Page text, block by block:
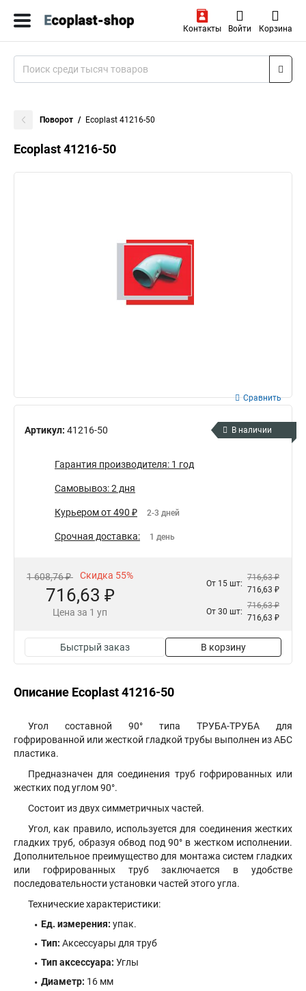
Контакты Войти Корзина
Поворот Ecoplast 41216-50
Ecoplast 41216-50
Артикул: 41216-50
Сравнить
В наличии
Гарантия производителя: 1 год
Самовывоз: 2 дня
Курьером от 490 ₽ 2-3 дней
Срочная доставка: 1 день
1 608,76 ₽ Скидка 55%
716,63 ₽
Цена за 1 уп
От 15 шт:
716,63 ₽
716,63 ₽
От 30 шт:
716,63 ₽
716,63 ₽
Быстрый заказ В корзину
Описание Ecoplast 41216-50
Угол составной 90° типа ТРУБА-ТРУБА для
гофрированной или жесткой гладкой трубы выполнен из АБС
пластика.
Предназначен для соединения труб гофрированных или
жестких под углом 90°.
Состоит из двух симметричных частей.
Угол, как правило, используется для соединения жестких
гладких труб, образуя обвод под 90° в жестком исполнении.
Дополнительное преимущество для монтажа систем гладких
или гофрированных труб заключается в удобстве
последовательности установки частей этого угла.
Технические характеристики:
Ед. измерения: упак.
Тип: Аксессуары для труб
Тип аксессуара: Углы
Диаметр: 16 мм